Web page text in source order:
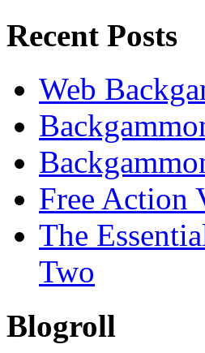
Recent Posts
Web
Free Action
The
Two
Blogroll